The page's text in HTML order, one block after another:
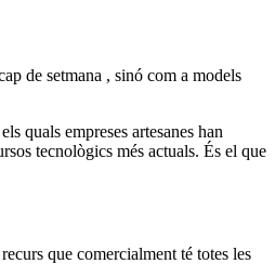
de setmana , sinó com a models
quals empreses artesanes han
tecnològics més actuals. És el que
que comercialment té totes les